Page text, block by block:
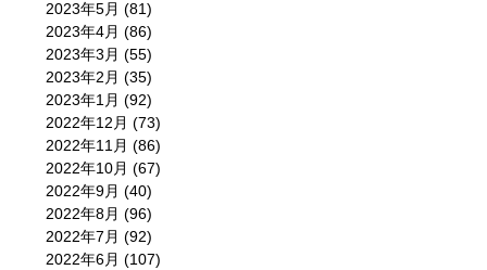
2023年5月 (81)
2023年4月 (86)
2023年3月 (55)
2023年2月 (35)
2023年1月 (92)
2022年12月 (73)
2022年11月 (86)
2022年10月 (67)
2022年9月 (40)
2022年8月 (96)
2022年7月 (92)
2022年6月 (107)